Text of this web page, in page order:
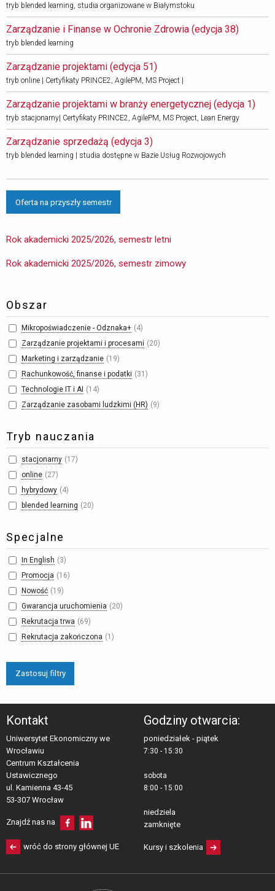
tryb blended learning, studia organizowane w Białymstoku
Zarządzanie i Finanse w Ochronie Zdrowia (edycja 38)
tryb blended learning
Zarządzanie projektami (edycja 51)
tryb online | Certyfikaty PRINCE2, AgilePM, MS Project |
Zarządzanie projektami w branży energetycznej (edycja 1)
tryb stacjonarny| Certyfikaty PRINCE2, AgilePM, MS Project, Lean Energy
Zarządzanie sprzedażą (edycja 3)
tryb blended learning | studia dostępne w Bazie Usług Rozwojowych
Oferta na przyszły semestr
Rok akademicki 2025/2026, semestr letni
Rok akademicki 2025/2026, semestr zimowy
Obszar
Mikropoświadczenie - Odznaka+
4
Zarządzanie projektami i procesami
20
Marketing i zarządzanie
19
Rachunkowość, finanse i podatki
31
Technologie IT i AI
14
Zarządzanie zasobami ludzkimi (HR)
9
Tryb nauczania
stacjonarny
17
online
27
hybrydowy
4
blended learning
20
Specjalne
In English
3
Promocja
16
Nowość
19
Gwarancja uruchomienia
20
Rekrutacja trwa
69
Rekrutacja zakończona
1
Kontakt
Uniwersytet Ekonomiczny we
Wrocławiu
Centrum Kształcenia
Ustawicznego
ul. Kamienna 43-45
53-307 Wrocław
Znajdź nas na
wróć do strony głównej UE
Godziny otwarcia:
poniedziałek - piątek
7:30 - 15:30
sobota
8:00 - 15:00
niedziela
zamknięte
Kursy i szkolenia